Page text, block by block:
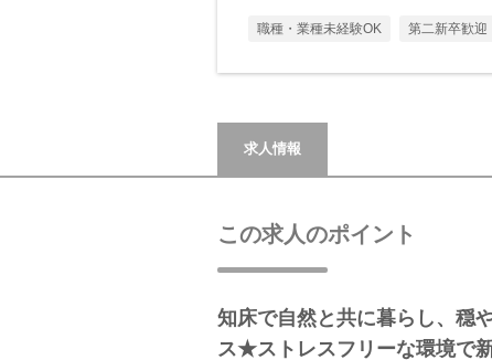
職種・業種未経験OK 第二新卒歓迎
求人情報
この求人のポイント
知床で自然と共に暮らし、穏
ス★ストレスフリーな環境で